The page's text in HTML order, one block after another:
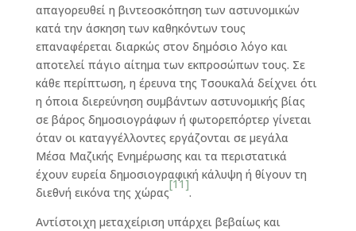
απαγορευθεί η βιντεοσκόπηση των αστυνομικών
κατά την άσκηση των καθηκόντων τους
επαναφέρεται διαρκώς στον δημόσιο λόγο και
αποτελεί πάγιο αίτημα των εκπροσώπων τους. Σε
κάθε περίπτωση, η έρευνα της Τσουκαλά δείχνει ότι
η όποια διερεύνηση συμβάντων αστυνομικής βίας
σε βάρος δημοσιογράφων ή φωτορεπόρτερ γίνεται
όταν οι καταγγέλλοντες εργάζονται σε μεγάλα
Μέσα Μαζικής Ενημέρωσης και τα περιστατικά
έχουν ευρεία δημοσιογραφική κάλυψη ή θίγουν τη
διεθνή εικόνα της χώρας
[11]
.
Αντίστοιχη μεταχείριση υπάρχει βεβαίως και